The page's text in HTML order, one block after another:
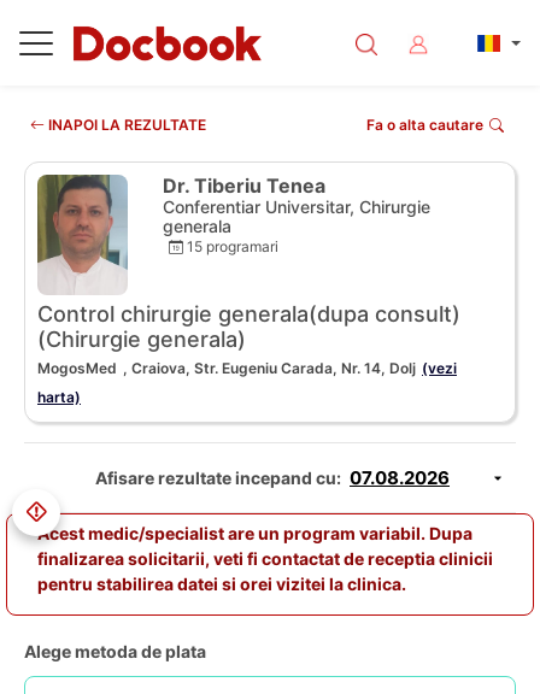
INAPOI LA REZULTATE Fa o alta cautare
Dr. Tiberiu Tenea
Conferentiar Universitar, Chirurgie
generala
15 programari
Control chirurgie generala(dupa consult)
(Chirurgie generala)
MogosMed , Craiova, Str. Eugeniu Carada, Nr. 14, Dolj (vezi
harta)
Afisare rezultate incepand cu:
Acest medic/specialist are un program variabil. Dupa
finalizarea solicitarii, veti fi contactat de receptia clinicii
pentru stabilirea datei si orei vizitei la clinica.
Alege metoda de plata